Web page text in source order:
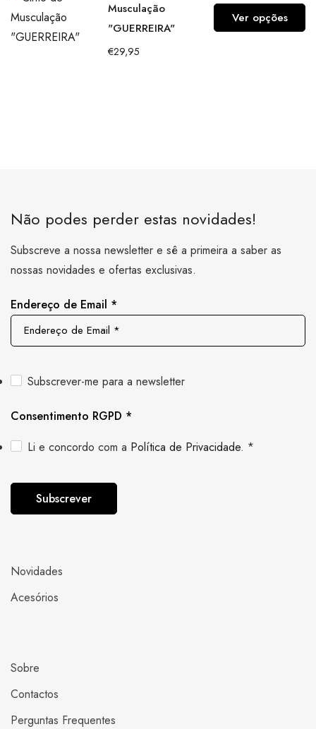
Musculação
"GUERREIRA"
€29,95
Ver opções
Não podes perder estas novidades!
Subscreve a nossa newsletter e sê a primeira a saber as
nossas novidades e ofertas exclusivas.
Endereço de Email *
Subscrever-me para a newsletter
Consentimento RGPD *
Li e concordo com a Política de Privacidade. *
Subscrever
Novidades
Acesórios
Sobre
Contactos
Perguntas Frequentes